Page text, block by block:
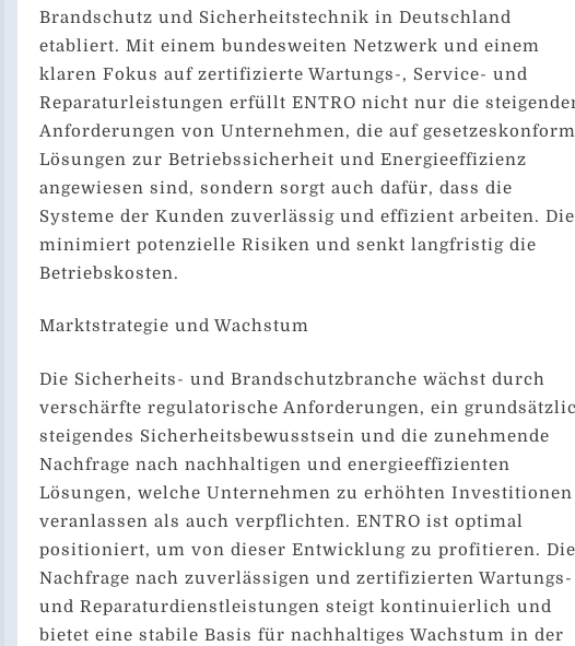
Brandschutz und Sicherheitstechnik in Deutschland
etabliert. Mit einem bundesweiten Netzwerk und einem
klaren Fokus auf zertifizierte Wartungs-, Service- und
Reparaturleistungen erfüllt ENTRO nicht nur die
Anforderungen von Unternehmen, die auf
Lösungen zur Betriebssicherheit und Energieeffizienz
angewiesen sind, sondern sorgt auch dafür, dass die
Systeme der Kunden zuverlässig und effizient arbeiten.
minimiert potenzielle Risiken und senkt langfristig die
Betriebskosten.
Marktstrategie und Wachstum
Die Sicherheits- und Brandschutzbranche wächst durch
verschärfte regulatorische Anforderungen, ein
steigendes Sicherheitsbewusstsein und die zunehmende
Nachfrage nach nachhaltigen und energieeffizienten
Lösungen, welche Unternehmen zu erhöhten Investitionen
veranlassen als auch verpflichten. ENTRO ist optimal
positioniert, um von dieser Entwicklung zu profitieren. Die
Nachfrage nach zuverlässigen und zertifizierten Wartungs-
und Reparaturdienstleistungen steigt kontinuierlich und
bietet eine stabile Basis für nachhaltiges Wachstum in der